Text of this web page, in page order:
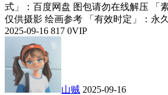
式」：百度网盘 图包请勿在线解压 「
仅供摄影 绘画参考 「有效时定」：永
2025-09-16 817 0VIP
山贼 2025-09-16